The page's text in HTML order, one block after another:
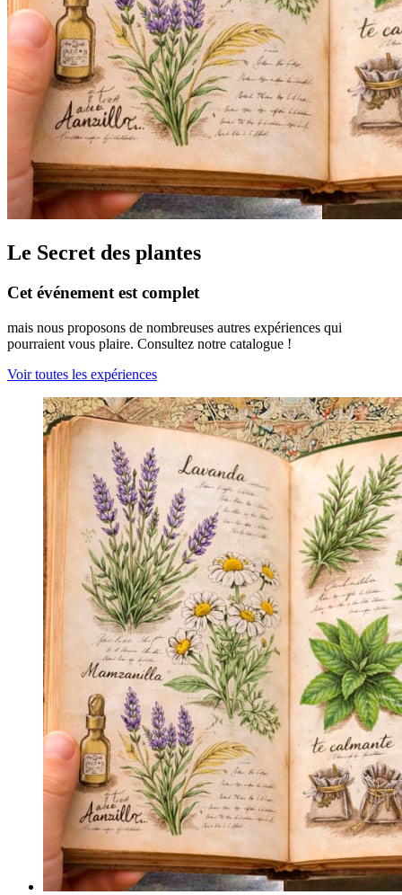
Le Secret des plantes
Cet événement est complet
mais nous proposons de nombreuses autres expériences qui
pourraient vous plaire. Consultez notre catalogue !
Voir toutes les expériences